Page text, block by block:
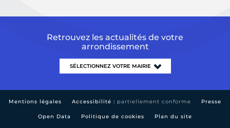
Retrouvez les actualités de votre
arrondissement
Mentions légales Accessibilité : partiellement conforme Presse
Open Data Politique de cookies Plan du site